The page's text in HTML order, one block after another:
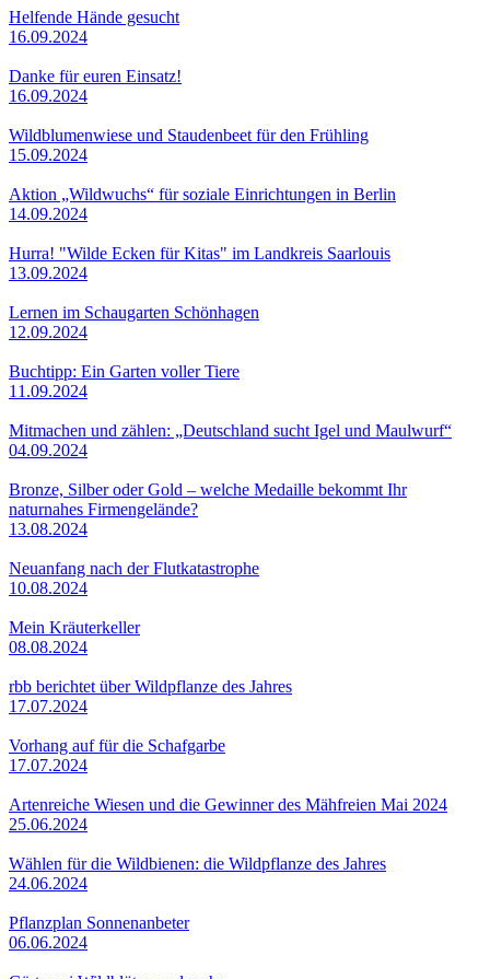
Helfende Hände gesucht
16.09.2024
Danke für euren Einsatz!
16.09.2024
Wildblumenwiese und Staudenbeet für den Frühling
15.09.2024
Aktion „Wildwuchs“ für soziale Einrichtungen in Berlin
14.09.2024
Hurra! "Wilde Ecken für Kitas" im Landkreis Saarlouis
13.09.2024
Lernen im Schaugarten Schönhagen
12.09.2024
Buchtipp: Ein Garten voller Tiere
11.09.2024
Mitmachen und zählen: „Deutschland sucht Igel und Maulwurf“
04.09.2024
Bronze, Silber oder Gold – welche Medaille bekommt Ihr
naturnahes Firmengelände?
13.08.2024
Neuanfang nach der Flutkatastrophe
10.08.2024
Mein Kräuterkeller
08.08.2024
rbb berichtet über Wildpflanze des Jahres
17.07.2024
Vorhang auf für die Schafgarbe
17.07.2024
Artenreiche Wiesen und die Gewinner des Mähfreien Mai 2024
25.06.2024
Wählen für die Wildbienen: die Wildpflanze des Jahres
24.06.2024
Pflanzplan Sonnenanbeter
06.06.2024